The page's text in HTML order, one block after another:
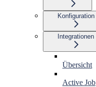
Konfiguration
Integrationen
Übersicht
Active Job